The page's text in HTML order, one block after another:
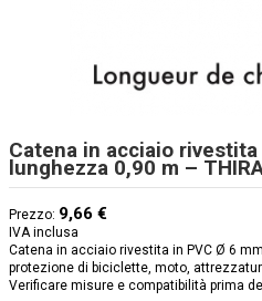
Catena in acciaio rivestita
lunghezza 0,90 m –
Prezzo: 9,66 €
IVA inclusa
Catena in acciaio rivestita in PVC Ø 6
protezione di biciclette, moto,
Verificare misure e compatibilità prima